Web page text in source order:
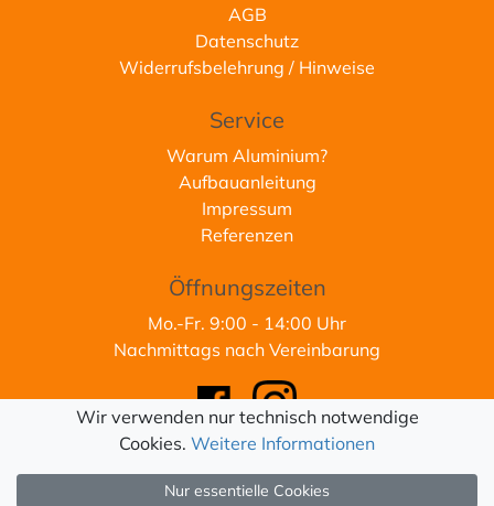
AGB
Datenschutz
Widerrufsbelehrung / Hinweise
Service
Warum Aluminium?
Aufbauanleitung
Impressum
Referenzen
Öffnungszeiten
Mo.-Fr. 9:00 - 14:00 Uhr
Nachmittags nach Vereinbarung
Wir verwenden nur technisch notwendige
Cookies. Weitere Informationen
Nur essentielle Cookies